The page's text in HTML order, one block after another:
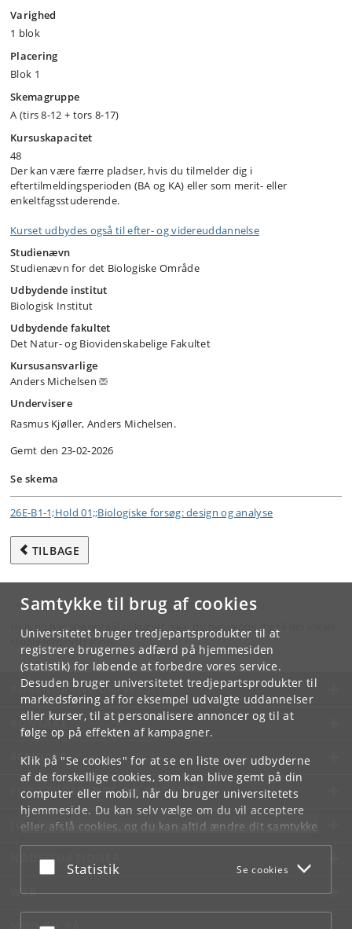
Samtykke til brug af cookies
Universitetet bruger tredjepartsprodukter til at
registrere brugernes adfærd på hjemmesiden
(statistik) for løbende at forbedre vores service.
Desuden bruger universitetet tredjepartsprodukter til
markedsføring af for eksempel udvalgte uddannelser
eller kurser, til at personalisere annoncer og til at
følge op på effekten af kampagner.
Klik på "Se cookies" for at se en liste over udbyderne
af de forskellige cookies, som kan blive gemt på din
computer eller mobil, når du bruger universitetets
hjemmeside. Du kan selv vælge om du vil acceptere
eller afslå cookies, og du kan altid ændre dit samtykke
underCookie- og privatlivspolitiksom du finder i
bunden af hver side.
Acceptér eller afslå
Statistik Se cookies
Varighed
1 blok
Placering
Blok 1
Skemagruppe
A (tirs 8-12 + tors 8-17)
Kursuskapacitet
48
Der kan være færre pladser, hvis du tilmelder dig i
eftertilmeldingsperioden (BA og KA) eller som merit- eller
enkeltfagsstuderende.
Kurset udbydes også til efter- og videreuddannelse
Studienævn
Studienævn for det Biologiske Område
Udbydende institut
Biologisk Institut
Udbydende fakultet
Det Natur- og Biovidenskabelige Fakultet
Kursusansvarlige
Anders Michelsen
Undervisere
Rasmus Kjøller, Anders Michelsen.
Gemt den 23-02-2026
Se skema
26E-B1-1;Hold 01;;Biologiske forsøg: design og analyse
TILBAGE
Hvis du har spørgsmål til kurset, skal du henvende dig til din lokale
studieadministration.
KØBENHAVNS UNIVERSITET
KONTAKT
SERVICES
FOR STUDERENDE OG ANSATTE
JOB OG KARRIERE
NØDSITUATIONER
WEB
MØD KU PÅ